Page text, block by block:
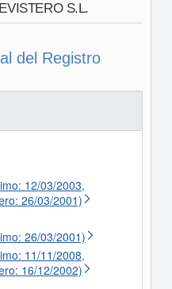
S.L.
del Registro
12/03/2003,
26/03/2001)
26/03/2001)
11/11/2008,
16/12/2002)